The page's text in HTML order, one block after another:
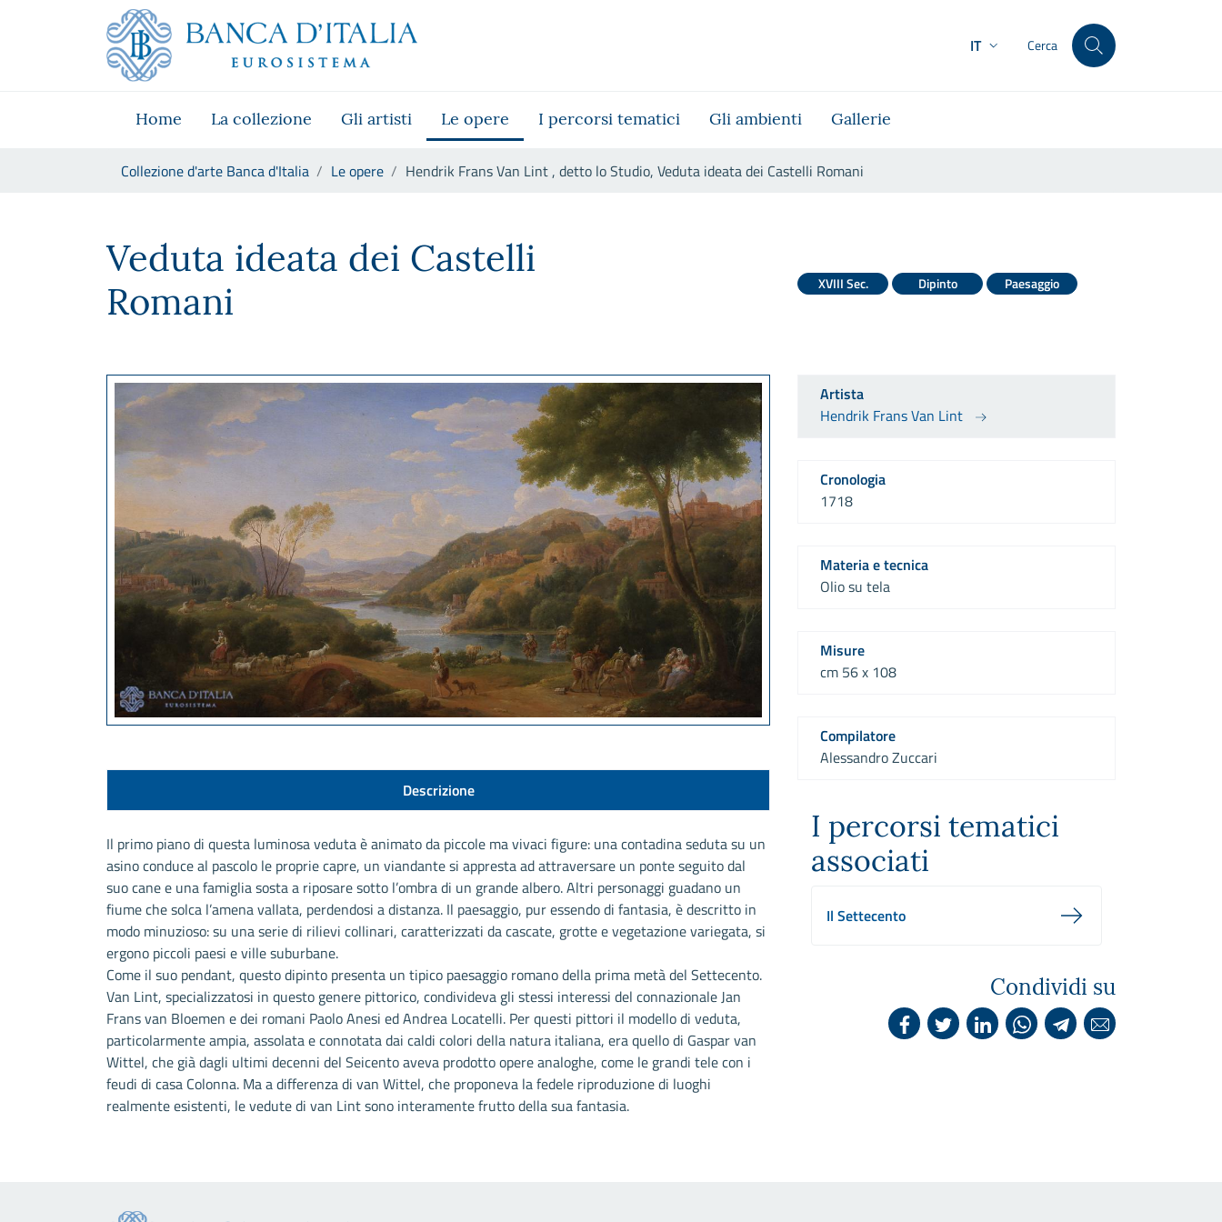
Skip to Main Content
Vai al sito istituzionale
Vai al menu di navigazione
Vai alla ricerca
Vai ai contenuti
IT Cerca
Home La collezione Gli artisti Le opere I percorsi tematici Gli ambienti Gallerie
Collezione d'arte Banca d'Italia Le opere Hendrik Frans Van Lint , detto lo Studio, Veduta ideata dei Castelli Romani
Veduta ideata dei Castelli
Romani
XVIII Sec. Dipinto Paesaggio
Descrizione
Il primo piano di questa luminosa veduta è animato da piccole ma vivaci figure: una contadina seduta su un
asino conduce al pascolo le proprie capre, un viandante si appresta ad attraversare un ponte seguito dal
suo cane e una famiglia sosta a riposare sotto l’ombra di un grande albero. Altri personaggi guadano un
fiume che solca l’amena vallata, perdendosi a distanza. Il paesaggio, pur essendo di fantasia, è descritto in
modo minuzioso: su una serie di rilievi collinari, caratterizzati da cascate, grotte e vegetazione variegata, si
ergono piccoli paesi e ville suburbane.
Come il suo pendant, questo dipinto presenta un tipico paesaggio romano della prima metà del Settecento.
Van Lint, specializzatosi in questo genere pittorico, condivideva gli stessi interessi del connazionale Jan
Frans van Bloemen e dei romani Paolo Anesi ed Andrea Locatelli. Per questi pittori il modello di veduta,
particolarmente ampia, assolata e connotata dai caldi colori della natura italiana, era quello di Gaspar van
Wittel, che già dagli ultimi decenni del Seicento aveva prodotto opere analoghe, come le grandi tele con i
feudi di casa Colonna. Ma a differenza di van Wittel, che proponeva la fedele riproduzione di luoghi
realmente esistenti, le vedute di van Lint sono interamente frutto della sua fantasia.
Artista
Hendrik Frans Van Lint
Cronologia
1718
Materia e tecnica
Olio su tela
Misure
cm 56 x 108
Compilatore
Alessandro Zuccari
I percorsi tematici
associati
Il Settecento
Condividi su